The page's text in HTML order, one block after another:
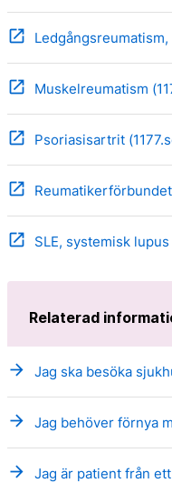
open_in_new Ledgångsreumatism,
open_in_new Muskelreumatism
open_in_new Psoriasisartrit
open_in_new Reumatikerförbundet
open_in_new SLE, systemisk
Relaterad
arrow_forward Jag ska besöka
arrow_forward Jag behöver förnya
arrow_forward Jag är patient från